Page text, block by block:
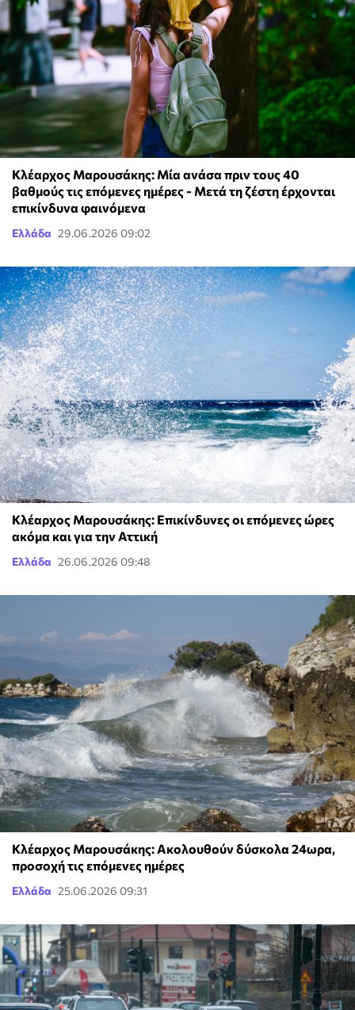
Κλέαρχος Μαρουσάκης: Μία ανάσα πριν τους 40
βαθμούς τις επόμενες ημέρες - Μετά τη ζέστη έρχονται
επικίνδυνα φαινόμενα
Ελλάδα 29.06.2026 09:02
Κλέαρχος Μαρουσάκης: Επικίνδυνες οι επόμενες ώρες
ακόμα και για την Αττική
Ελλάδα 26.06.2026 09:48
Κλέαρχος Μαρουσάκης: Ακολουθούν δύσκολα 24ωρα,
προσοχή τις επόμενες ημέρες
Ελλάδα 25.06.2026 09:31